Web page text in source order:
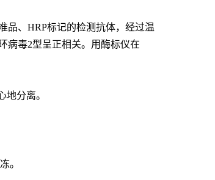
品、 HRP标记的检测抗体，经过温
病毒2型呈正相关。用酶标仪在
分离。
。